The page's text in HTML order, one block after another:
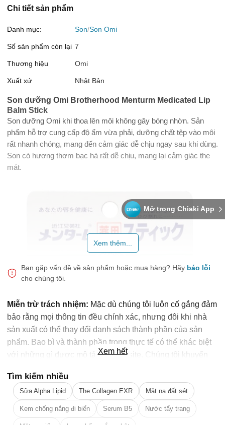
Mở trong Chiaki App
Chi tiết sản phẩm
Danh mục: Son Son Omi
Số sản phẩm còn lại 7
Thương hiệu Omi
Xuất xứ Nhật Bản
Son dưỡng Omi Brotherhood Menturm Medicated Lip
Balm Stick
Son dưỡng Omi khi thoa lên môi không gây bóng nhờn. Sản
phẩm hỗ trợ cung cấp độ ẩm vừa phải, dưỡng chất tệp vào môi
rất nhanh chóng, mang đến cảm giác dễ chịu ngay sau khi dùng.
Son có hương thơm bạc hà rất dễ chịu, mang lại cảm giác the
mát.
Xem thêm...
Bạn gặp vấn đề về sản phẩm hoặc mua hàng? Hãy báo lỗi
cho chúng tôi.
Miễn trừ trách nhiệm: Mặc dù chúng tôi luôn cố gắng đảm
bảo rằng mọi thông tin đều chính xác, nhưng đôi khi nhà
sản xuất có thể thay đổi danh sách thành phần của sản
phẩm. Bao bì và thành phần trong thực tế có thể khác biệt
với những gì được mô tả trên website. Chúng tôi khuyến
website, mà hãy luôn luôn đọc nhãn mác, cảnh báo và
hướng dẫn sử dụng trước khi dùng sản phẩm. Để biết
thêm thông tin, vui lòng liên hệ nhà sản xuất. Nội dung trên
Xem hết
Tìm kiếm nhiều
Sữa Alpha Lipid The Collagen EXR Mặt nạ đất sét
Kem chống nắng đi biển Serum B5 Nước tẩy trang
🎁 Đừng Bỏ Lỡ! 🎁
Mã Giảm Giá Dành Riêng Cho Bạn